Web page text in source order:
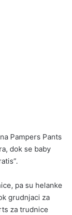
Pampers Pants
dok se baby
pa su helanke
grudnjaci za
za trudnice